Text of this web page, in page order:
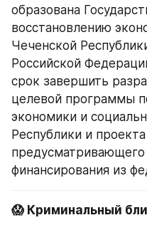
образована
восстановлению
Чеченской
Российской
срок завершить
целевой программы
экономики и
Республики и
финансирования из
😱 Криминальный